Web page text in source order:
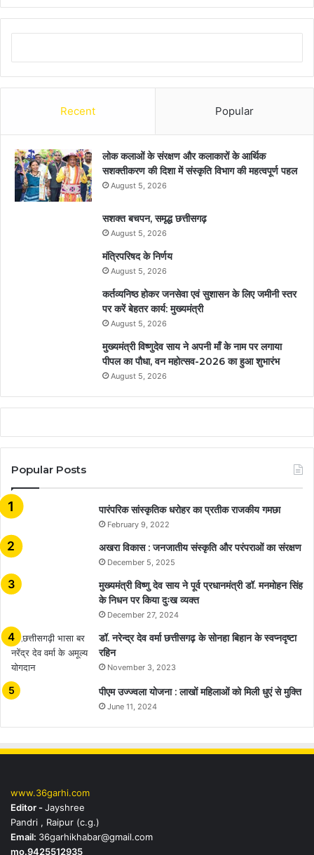
Recent Popular
लोक कलाओं के संरक्षण और कलाकारों के आर्थिक
सशक्तीकरण की दिशा में संस्कृति विभाग की महत्वपूर्ण पहल
August 5, 2026
सशक्त बचपन, समृद्ध छत्तीसगढ़
August 5, 2026
मंत्रिपरिषद के निर्णय
August 5, 2026
कर्तव्यनिष्ठ होकर जनसेवा एवं सुशासन के लिए जमीनी स्तर
पर करें बेहतर कार्य: मुख्यमंत्री
August 5, 2026
मुख्यमंत्री विष्णुदेव साय ने अपनी माँ के नाम पर लगाया
पीपल का पौधा, वन महोत्सव-2026 का हुआ शुभारंभ
August 5, 2026
Popular Posts
​​​​​​​पारंपरिक सांस्कृतिक धरोहर का प्रतीक राजकीय गमछा
February 9, 2022
अखरा विकास : जनजातीय संस्कृति और परंपराओं का संरक्षण
December 5, 2025
मुख्यमंत्री विष्णु देव साय ने पूर्व प्रधानमंत्री डॉ. मनमोहन सिंह
के निधन पर किया दुःख व्यक्त
December 27, 2024
डॉ. नरेन्द्र देव वर्मा छत्तीसगढ़ के सोनहा बिहान के स्वप्नदृष्टा
रहिन
November 3, 2023
पीएम उज्ज्वला योजना : लाखों महिलाओं को मिली धुएं से मुक्ति
June 11, 2024
www.36garhi.com
Editor -Jayshree
Pandri , Raipur (c.g.)
Email: 36garhikhabar@gmail.com
mo.9425512935